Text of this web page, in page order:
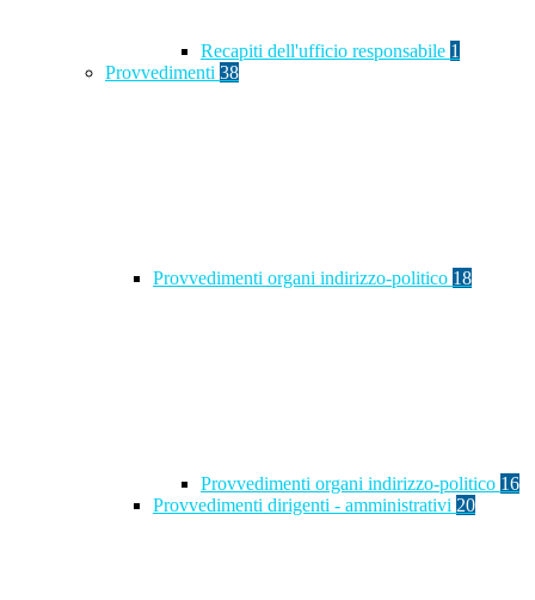
Recapiti dell'ufficio responsabile 1
Provvedimenti 38
Provvedimenti organi indirizzo-politico 18
Provvedimenti organi indirizzo-politico 16
Provvedimenti dirigenti - amministrativi 20